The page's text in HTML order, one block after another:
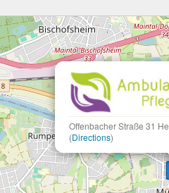
Offenbacher Straße 31
(Directions)